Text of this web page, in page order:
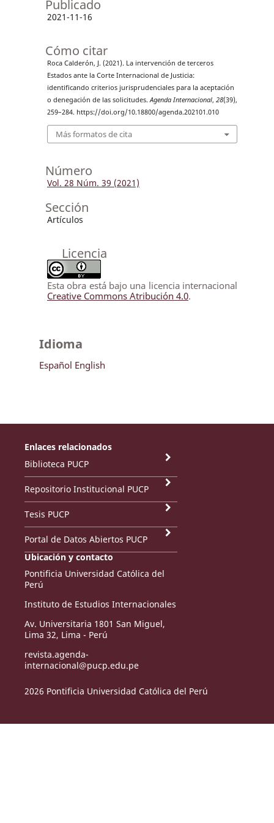
Publicado
2021-11-16
Cómo citar
Roca Calderón, J. (2021). La intervención de terceros
Estados ante la Corte Internacional de Justicia:
identificando criterios jurisprudenciales para la aceptación
o denegación de las solicitudes.Agenda Internacional, 28(39),
259–284. https://doi.org/10.18800/agenda.202101.010
Más formatos de cita
Número
Vol. 28 Núm. 39 (2021)
Sección
Artículos
Licencia
Esta obra está bajo una licencia internacional
Creative Commons Atribución 4.0.
Idioma
Español English
Enlaces relacionados
Biblioteca PUCP
Repositorio Institucional PUCP
Tesis PUCP
Portal de Datos Abiertos PUCP
Ubicación y contacto
Pontificia Universidad Católica del
Perú
Instituto de Estudios Internacionales
Av. Universitaria 1801 San Miguel,
Lima 32, Lima - Perú
revista.agenda-
internacional@pucp.edu.pe
2026 Pontificia Universidad Católica del Perú